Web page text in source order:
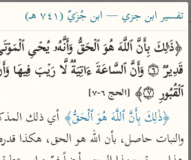
ساهم معنا في نشر القرآن
الباحث
بحث علوم
2 or more characters for results.
تفسير ابن جزي — ابن جُزَيّ (٧٤١ هـ)
ٱلۡقُبُورِ ۝٧﴾
[الحج ٦-٧]
﴿ذٰلِكَ بِأَنَّ ٱللَّهَ هُوَ ٱلْحَقُّ﴾